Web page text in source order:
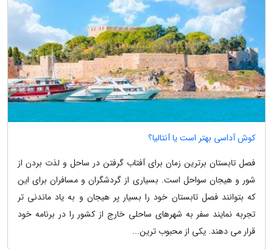
کوش آداسی بهتر است یا آنتالیا؟
فصل تابستان برترین زمان برای آفتاب گرفتن در ساحل و لذت بردن از
شور و هیجان سواحل است. بسیاری از گردشگران و مسافران برای این
که بتوانند فصل تابستان خود را بسیار پر هیجان و به یاد ماندنی تر
تجربه نمایند سفر به شهرهای ساحلی خارج از کشور را در برنامه خود
قرار می دهند. یکی از محبوب ترین...